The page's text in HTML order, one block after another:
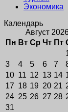
Экономика
Календарь
Август
Пн Вт Ср Чт Пт
3
4 5 6 7
10 11 12 13 14
17 18 19 20 21
24 25 26 27 28
31